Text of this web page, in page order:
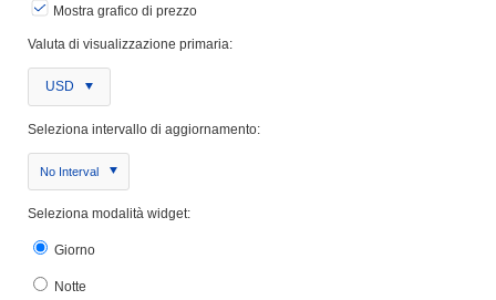
Mostra grafico di prezzo
Valuta di visualizzazione primaria:
USD
Seleziona intervallo di aggiornamento:
No Interval
Seleziona modalità widget:
Giorno
Notte